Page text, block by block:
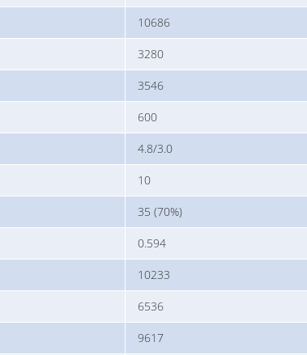
10686
3280
3546
600
4.8/3.0
10
35 (70%)
0.594
10233
6536
9617